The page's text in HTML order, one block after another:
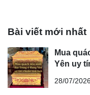
Bài viết mới nhất
Mua
Yên uy
28/07/2026